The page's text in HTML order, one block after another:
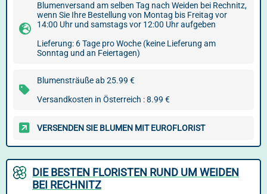
Blumenversand am selben Tag nach Weiden bei Rechnitz,
wenn Sie Ihre Bestellung von Montag bis Freitag vor
14:00 Uhr und samstags vor 12:00 Uhr aufgeben
Lieferung: 6 Tage pro Woche (keine Lieferung am
Sonntag und an Feiertagen)
Blumensträuße ab 25.99 €
Versandkosten in Österreich : 8.99 €
VERSENDEN SIE BLUMEN MIT EUROFLORIST
DIE BESTEN FLORISTEN RUND UM WEIDEN
BEI RECHNITZ